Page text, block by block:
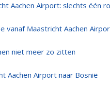
Aachen Airport: slechts één
vanaf Maastricht Aachen
niet meer zo zitten
Aachen Airport naar Bosnië